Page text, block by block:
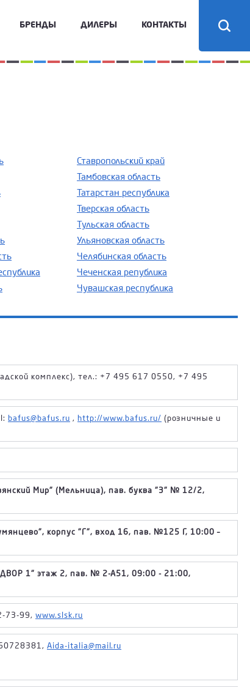
БРЕНДЫ ДИЛЕРЫ КОНТАКТЫ
Ставропольский край
Тамбовская область
Татарстан республика
Тверская область
Тульская область
Ульяновская область
Челябинская область
Чеченская република
Чувашская республика
комплекс), тел.: +7 495 617 0550, +7 495
bafus@bafus.ru , http://www.bafus.ru/ (розничные и
Мир" (Мельница), пав. буква "З" № 12/2,
корпус "Г", вход 16, пав. №125 Г, 10:00 –
ДВОР 1" этаж 2, пав. № 2-А51, 09:00 - 21:00,
73-99, www.slsk.ru
Aida-italia@mail.ru